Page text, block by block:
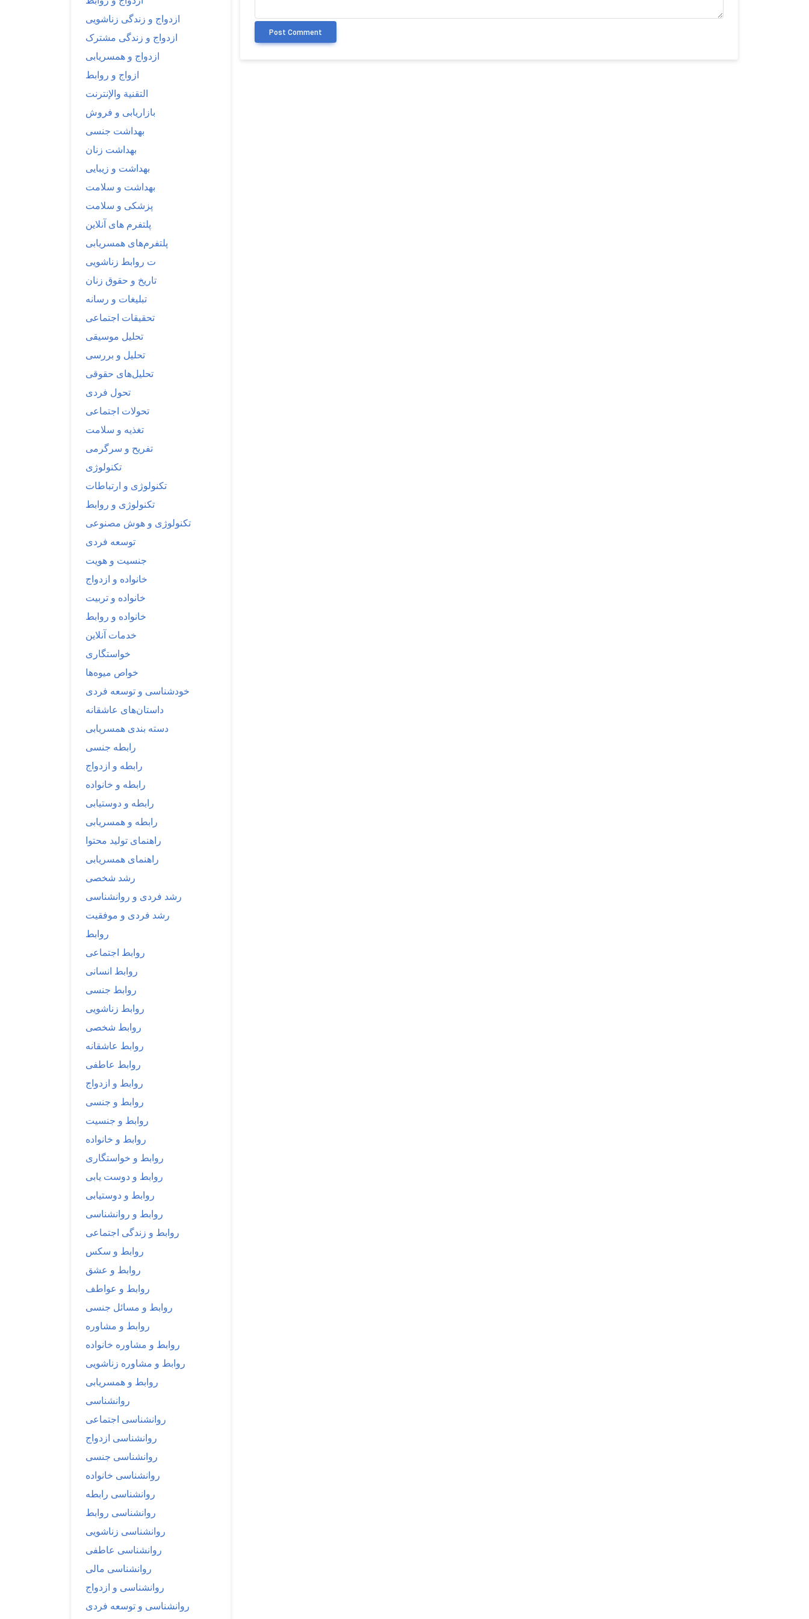
Post Comment
ازدواج و زندگی زناشویی
ازدواج و زندگی مشترک
ازدواج و همسریابی
ازواج و روابط
التقنية والإنترنت
بازاریابی و فروش
بهداشت جنسی
بهداشت زنان
بهداشت و زیبایی
بهداشت و سلامت
پزشکی و سلامت
پلتفرم های آنلاین
پلتفرم‌های همسریابی
ت روابط زناشویی
تاریخ و حقوق زنان
تبلیغات و رسانه
تحقیقات اجتماعی
تحلیل موسیقی
تحلیل و بررسی
تحلیل‌های حقوقی
تحول فردی
تحولات اجتماعی
تغذیه و سلامت
تفریح و سرگرمی
تکنولوژی
تکنولوژی و ارتباطات
تکنولوژی و روابط
تکنولوژی و هوش مصنوعی
توسعه فردی
جنسیت و هویت
خانواده و ازدواج
خانواده و تربیت
خانواده و روابط
خدمات آنلاین
خواستگاری
خواص میوه‌ها
خودشناسی و توسعه فردی
داستان‌های عاشقانه
دسته بندی همسریابی
رابطه جنسی
رابطه و ازدواج
رابطه و خانواده
رابطه و دوستیابی
رابطه و همسریابی
راهنمای تولید محتوا
راهنمای همسریابی
رشد شخصی
رشد فردی و روانشناسی
رشد فردی و موفقیت
روابط
روابط اجتماعی
روابط انسانی
روابط جنسی
روابط زناشویی
روابط شخصی
روابط عاشقانه
روابط عاطفی
روابط و ازدواج
روابط و جنسی
روابط و جنسیت
روابط و خانواده
روابط و خواستگاری
روابط و دوست یابی
روابط و دوستیابی
روابط و روانشناسی
روابط و زندگی اجتماعی
روابط و سکس
روابط و عشق
روابط و عواطف
روابط و مسائل جنسی
روابط و مشاوره
روابط و مشاوره خانواده
روابط و مشاوره زناشویی
روابط و همسریابی
روانشناسی
روانشناسی اجتماعی
روانشناسی ازدواج
روانشناسی جنسی
روانشناسی خانواده
روانشناسی رابطه
روانشناسی روابط
روانشناسی زناشویی
روانشناسی عاطفی
روانشناسی مالی
روانشناسی و ازدواج
روانشناسی و توسعه فردی